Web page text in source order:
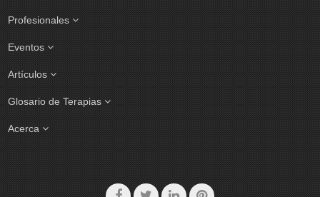
Profesionales
Eventos
Artículos
Glosario de Terapias
Acerca